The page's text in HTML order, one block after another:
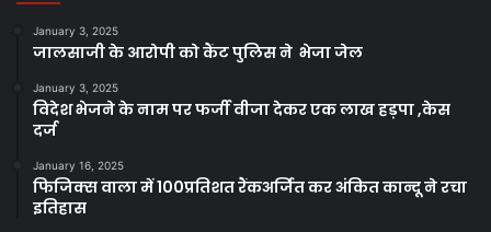
January 3, 2025
जालसाजी के आरोपी को कैंट पुलिस ने भेजा जेल
January 3, 2025
विदेश भेजने के नाम पर फर्जी वीजा देकर एक लाख हड़पा ,केस
दर्ज
January 16, 2025
फिजिक्स वाला में 100प्रतिशत रैंकअर्जित कर अंकित कान्दू ने रचा
इतिहास